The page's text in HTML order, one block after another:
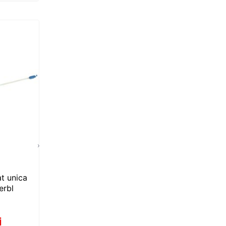
unica
›